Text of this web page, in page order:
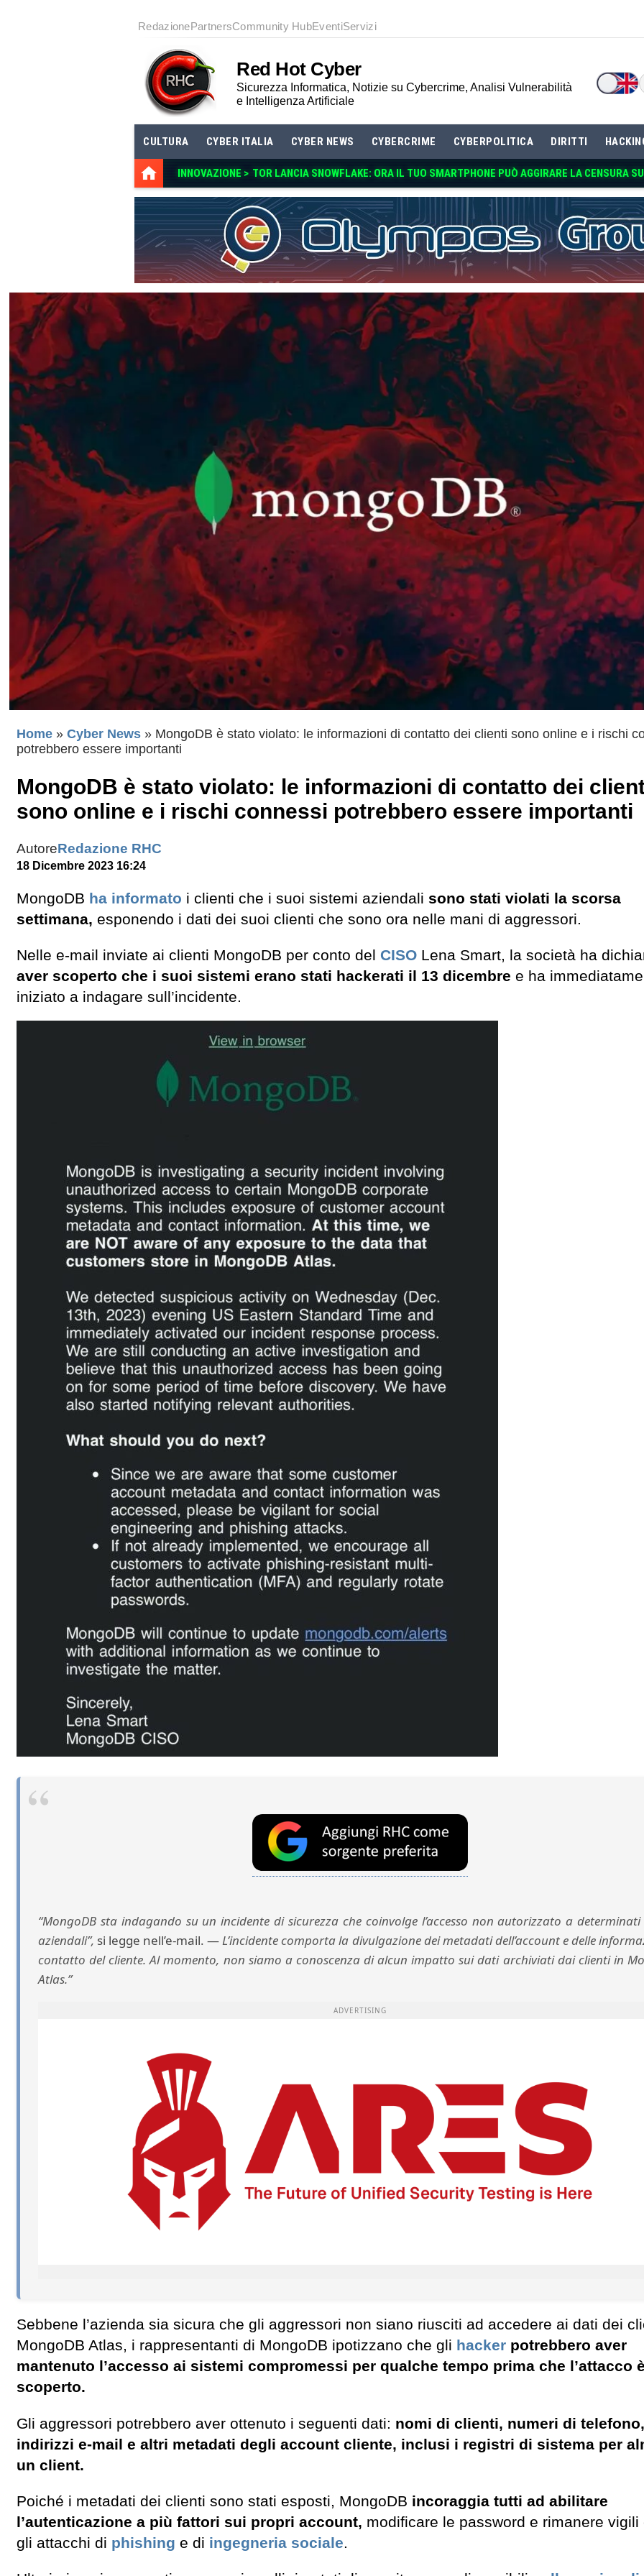
RedazionePartnersCommunity HubEventiServizi
Red Hot Cyber
Sicurezza Informatica, Notizie su Cybercrime, Analisi Vulnerabilità
e Intelligenza Artificiale
CULTURA CYBER ITALIA CYBER NEWS CYBERCRIME CYBERPOLITICA DIRITTI
INNOVAZIONE > TOR LANCIA SNOWFLAKE: ORA IL TUO SMARTPHONE PUÒ AGGIRARE LA
Home » Cyber News » MongoDB è stato violato: le informazioni di contatto dei clienti sono online e i rischi
potrebbero essere importanti
MongoDB è stato violato: le informazioni di contatto dei
sono online e i rischi connessi potrebbero essere importanti
AutoreRedazione RHC
18 Dicembre 2023 16:24
MongoDB ha informato i clienti che i suoi sistemi aziendali sono stati violati la scorsa
settimana, esponendo i dati dei suoi clienti che sono ora nelle mani di aggressori.
Nelle e-mail inviate ai clienti MongoDB per conto del CISO Lena Smart, la società ha
aver scoperto che i suoi sistemi erano stati hackerati il ​​13 dicembre e ha
iniziato a indagare sull’incidente.
“MongoDB sta indagando su un incidente di sicurezza che coinvolge l’accesso non autorizzato a determinati
aziendali”, si legge nell’e-mail. —L’incidente comporta la divulgazione dei metadati dell’account e delle
contatto del cliente. Al momento, non siamo a conoscenza di alcun impatto sui dati archiviati dai clienti in
Atlas.”
ADVERTISING
Sebbene l’azienda sia sicura che gli aggressori non siano riusciti ad accedere ai dati dei
MongoDB Atlas, i rappresentanti di MongoDB ipotizzano che gli hacker potrebbero aver
mantenuto l’accesso ai sistemi compromessi per qualche tempo prima che l’attacco
scoperto.
Gli aggressori potrebbero aver ottenuto i seguenti dati: nomi di clienti, numeri di telefono,
indirizzi e-mail e altri metadati degli account cliente, inclusi i registri di sistema per
un client.
Poiché i metadati dei clienti sono stati esposti, MongoDB incoraggia tutti ad abilitare
l’autenticazione a più fattori sui propri account, modificare le password e rimanere vigili
gli attacchi di phishing e di ingegneria sociale.